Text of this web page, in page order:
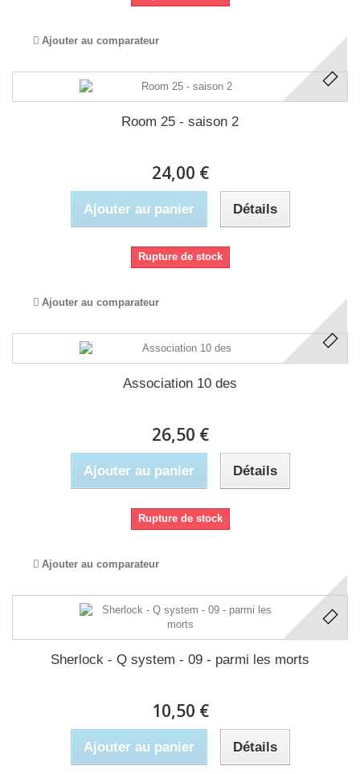
Ajouter au comparateur
Room 25 - saison 2
24,00 €
Ajouter au panier Détails
Rupture de stock
Ajouter au comparateur
Association 10 des
26,50 €
Ajouter au panier Détails
Rupture de stock
Ajouter au comparateur
Sherlock - Q system - 09 - parmi les morts
10,50 €
Ajouter au panier Détails